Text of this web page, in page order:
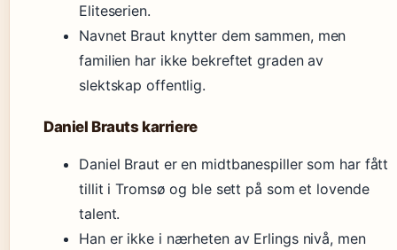
Eliteserien.
Navnet Braut knytter dem sammen, men
familien har ikke bekreftet graden av
slektskap offentlig.
Daniel Brauts karriere
Daniel Braut er en midtbanespiller som har fått
tillit i Tromsø og ble sett på som et lovende
talent.
Han er ikke i nærheten av Erlings nivå, men